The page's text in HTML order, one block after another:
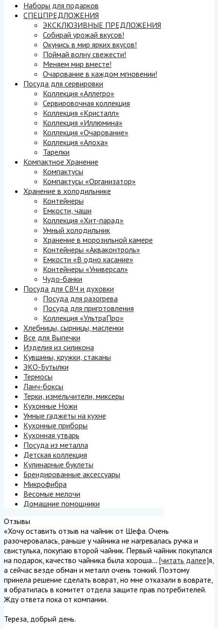
Наборы для подарков
СПЕЦПРЕДЛОЖЕНИЯ
ЭКСКЛЮЗИВНЫЕ ПРЕДЛОЖЕНИЯ
Собирай урожай вкусов!
Окунись в мир ярких вкусов!
Поймай волну свежести!
Меняем мир вместе!
Очарование в каждом мгновении!
Посуда для сервировки
Коллекция «Аллегро»
Сервировочная коллекция
Коллекция «Кристалл»
Коллекция «Иллюмина»
Коллекция «Очарование»
Коллекция «Алоха»
Тарелки
Компактное Хранение
Компактусы
Компактусы «Организатор»
Хранение в холодильнике
Контейнеры
Емкости, чаши
Коллекция «Хит-парад»
Умный холодильник
Хранение в морозильной камере
Контейнеры «Акваконтроль»
Емкости «В одно касание»
Контейнеры «Универсал»
Чудо-банки
Посуда для СВЧ и духовки
Посуда для разогрева
Посуда для приготовления
Коллекция «УльтраПро»
Хлебницы, сырницы, масленки
Все для Выпечки
Изделия из силикона
Кувшины, кружки, стаканы
ЭКО-Бутылки
Термосы
Ланч-боксы
Терки, измельчители, миксеры
Кухонные Ножи
Умные гаджеты на кухне
Кухонные приборы
Кухонная утварь
Посуда из металла
Детская коллекция
Кулинарные буклеты
Брендированные аксессуары
Микрофибра
Весомые мелочи
Домашние помощники
Отзывы
«Хочу оставить отзыв на чайник от Шефа. Очень
разочеровалась, раньше у чайника не нагревалась ручка и
свистулька, покупаю второй чайник. Первый чайник покупался
на подарок, качество чайника была хороша... [читать далее]я,
а сейчас везде обман и металл очень тонкий. Поэтому
принела решение сделать воврат, но мне отказали в воврате,
я обратилась в комитет отдела защите прав потребителей.
Жду ответа пока от компании.
Тереза, добрый день.